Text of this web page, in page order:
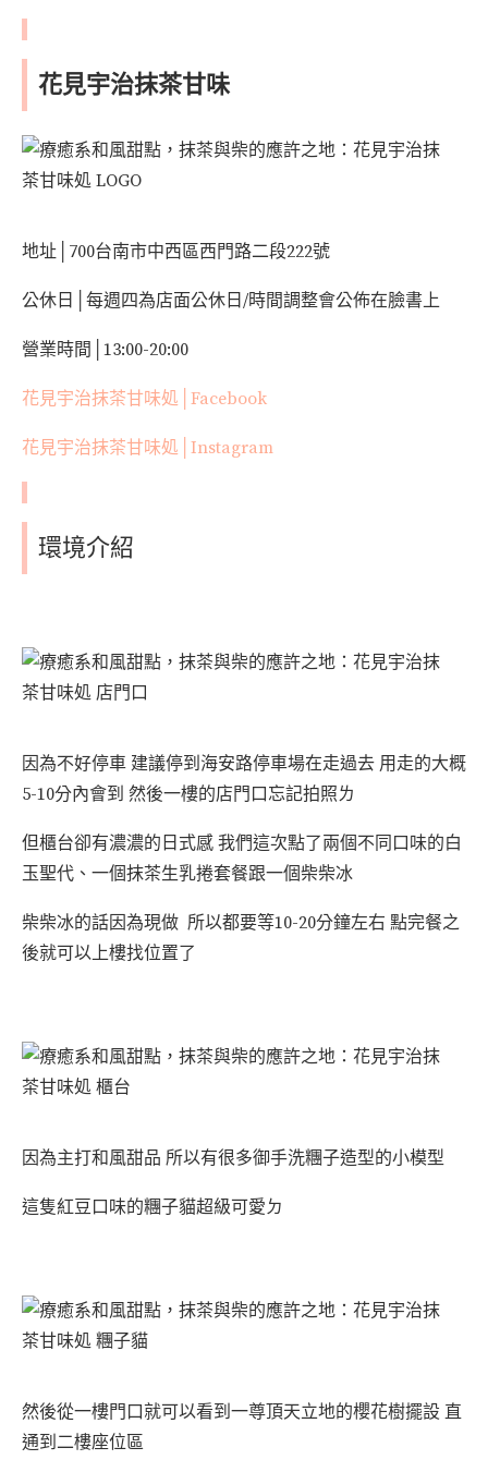
花見宇治抹茶甘味
地址│700台南市中西區西門路二段222號
公休日│每週四為店面公休日/時間調整會公佈在臉書上
營業時間│13:00-20:00
花見宇治抹茶甘味処│Facebook
花見宇治抹茶甘味処│Instagram
環境介紹
因為不好停車 建議停到海安路停車場在走過去 用走的大概
5-10分內會到 然後一樓的店門口忘記拍照ㄌ
但櫃台卻有濃濃的日式感 我們這次點了兩個不同口味的白
玉聖代、一個抹茶生乳捲套餐跟一個柴柴冰
柴柴冰的話因為現做 所以都要等10-20分鐘左右 點完餐之
後就可以上樓找位置了
因為主打和風甜品 所以有很多御手洗糰子造型的小模型
這隻紅豆口味的糰子貓超級可愛ㄉ
然後從一樓門口就可以看到一尊頂天立地的櫻花樹擺設 直
通到二樓座位區